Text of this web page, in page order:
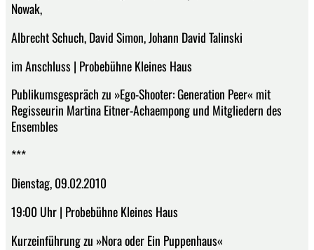
Nowak,
Albrecht Schuch, David Simon, Johann David Talinski
im Anschluss | Probebühne Kleines Haus
Publikumsgespräch zu »Ego-Shooter: Generation Peer« mit
Regisseurin Martina Eitner-Achaempong und Mitgliedern des
Ensembles
***
Dienstag, 09.02.2010
19:00 Uhr | Probebühne Kleines Haus
Kurzeinführung zu »Nora oder Ein Puppenhaus«